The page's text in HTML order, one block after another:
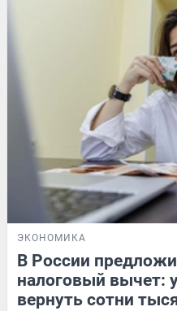
ЭКОНОМИКА
В России
налоговый вычет:
вернуть сотни